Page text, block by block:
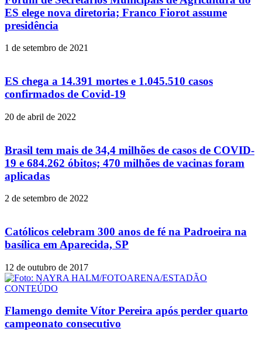
ES elege nova diretoria; Franco Fiorot assume
presidência
1 de setembro de 2021
ES chega a 14.391 mortes e 1.045.510 casos
confirmados de Covid-19
20 de abril de 2022
Brasil tem mais de 34,4 milhões de casos de COVID-
19 e 684.262 óbitos; 470 milhões de vacinas foram
aplicadas
2 de setembro de 2022
Católicos celebram 300 anos de fé na Padroeira na
basílica em Aparecida, SP
12 de outubro de 2017
Flamengo demite Vítor Pereira após perder quarto
campeonato consecutivo